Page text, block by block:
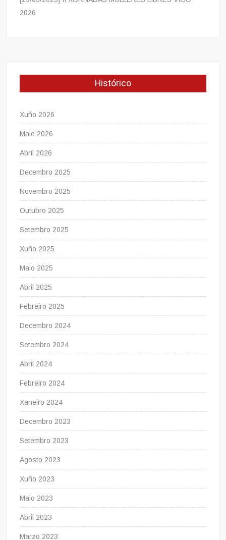
2026
Histórico
Xuño 2026
Maio 2026
Abril 2026
Decembro 2025
Novembro 2025
Outubro 2025
Setembro 2025
Xuño 2025
Maio 2025
Abril 2025
Febreiro 2025
Decembro 2024
Setembro 2024
Abril 2024
Febreiro 2024
Xaneiro 2024
Decembro 2023
Setembro 2023
Agosto 2023
Xuño 2023
Maio 2023
Abril 2023
Marzo 2023